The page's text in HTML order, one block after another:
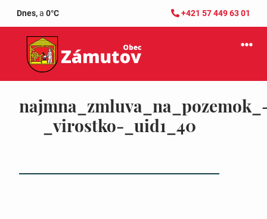
Dnes,a 0°C +421 57 449 63 01
_virostko-_uid1_40